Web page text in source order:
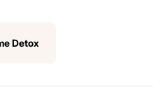
Detox